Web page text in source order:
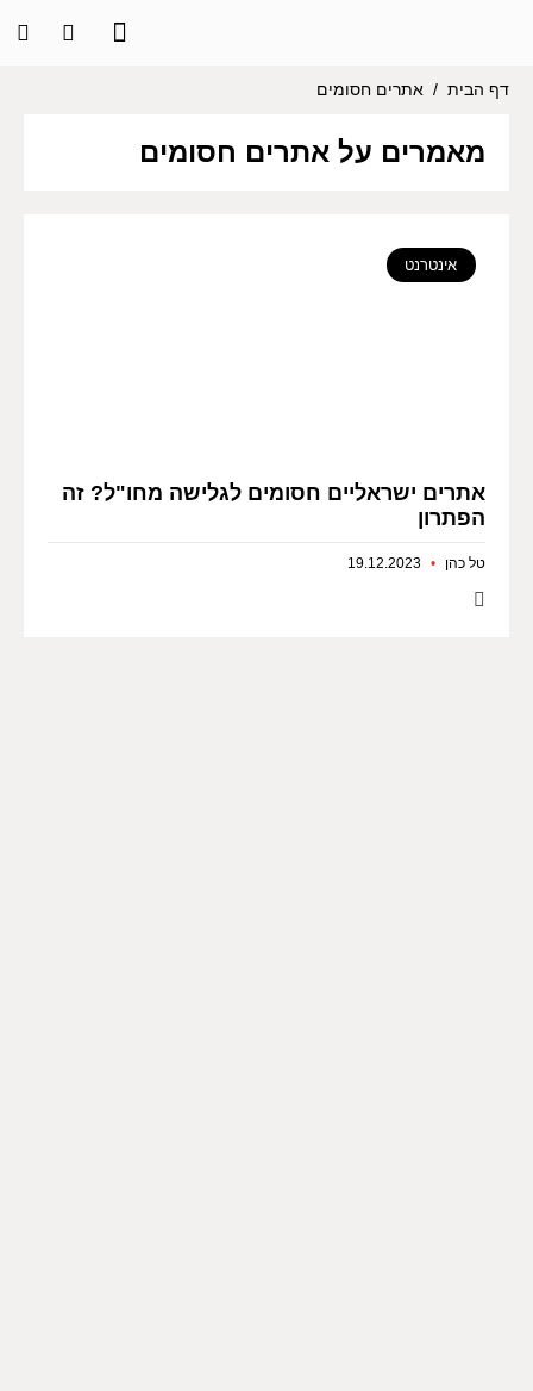
דף הבית / אתרים חסומים
מאמרים על אתרים חסומים
אינטרנט
אתרים ישראליים חסומים לגלישה מחו"ל? זה
הפתרון
טל כהן